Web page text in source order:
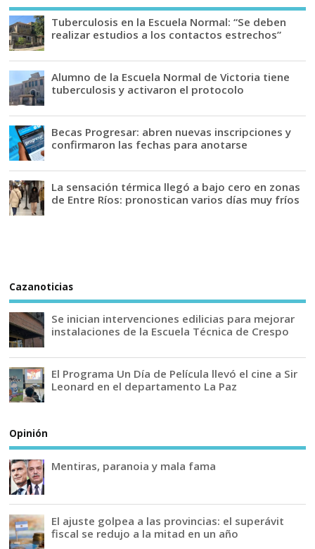
Tuberculosis en la Escuela Normal: “Se deben
realizar estudios a los contactos estrechos”
Alumno de la Escuela Normal de Victoria tiene
tuberculosis y activaron el protocolo
Becas Progresar: abren nuevas inscripciones y
confirmaron las fechas para anotarse
La sensación térmica llegó a bajo cero en zonas
de Entre Ríos: pronostican varios días muy fríos
Cazanoticias
Se inician intervenciones edilicias para mejorar
instalaciones de la Escuela Técnica de Crespo
El Programa Un Día de Película llevó el cine a Sir
Leonard en el departamento La Paz
Opinión
Mentiras, paranoia y mala fama
El ajuste golpea a las provincias: el superávit
fiscal se redujo a la mitad en un año